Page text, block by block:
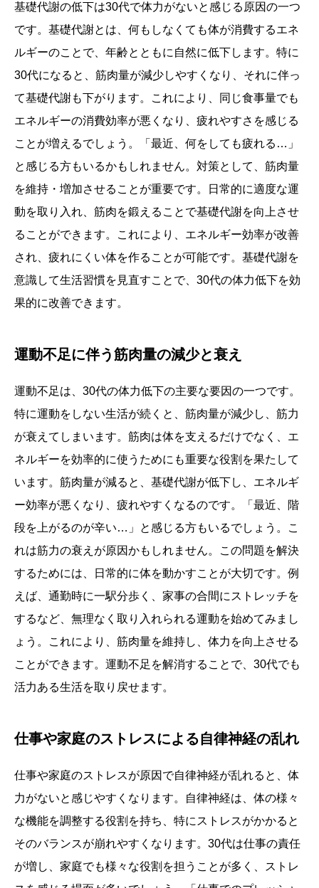
基礎代謝の低下は30代で体力がないと感じる原因の一つ
です。基礎代謝とは、何もしなくても体が消費するエネ
ルギーのことで、年齢とともに自然に低下します。特に
30代になると、筋肉量が減少しやすくなり、それに伴っ
て基礎代謝も下がります。これにより、同じ食事量でも
エネルギーの消費効率が悪くなり、疲れやすさを感じる
ことが増えるでしょう。「最近、何をしても疲れる…」
と感じる方もいるかもしれません。対策として、筋肉量
を維持・増加させることが重要です。日常的に適度な運
動を取り入れ、筋肉を鍛えることで基礎代謝を向上させ
ることができます。これにより、エネルギー効率が改善
され、疲れにくい体を作ることが可能です。基礎代謝を
意識して生活習慣を見直すことで、30代の体力低下を効
果的に改善できます。
運動不足に伴う筋肉量の減少と衰え
運動不足は、30代の体力低下の主要な要因の一つです。
特に運動をしない生活が続くと、筋肉量が減少し、筋力
が衰えてしまいます。筋肉は体を支えるだけでなく、エ
ネルギーを効率的に使うためにも重要な役割を果たして
います。筋肉量が減ると、基礎代謝が低下し、エネルギ
ー効率が悪くなり、疲れやすくなるのです。「最近、階
段を上がるのが辛い…」と感じる方もいるでしょう。こ
れは筋力の衰えが原因かもしれません。この問題を解決
するためには、日常的に体を動かすことが大切です。例
えば、通勤時に一駅分歩く、家事の合間にストレッチを
するなど、無理なく取り入れられる運動を始めてみまし
ょう。これにより、筋肉量を維持し、体力を向上させる
ことができます。運動不足を解消することで、30代でも
活力ある生活を取り戻せます。
仕事や家庭のストレスによる自律神経の乱れ
仕事や家庭のストレスが原因で自律神経が乱れると、体
力がないと感じやすくなります。自律神経は、体の様々
な機能を調整する役割を持ち、特にストレスがかかると
そのバランスが崩れやすくなります。30代は仕事の責任
が増し、家庭でも様々な役割を担うことが多く、ストレ